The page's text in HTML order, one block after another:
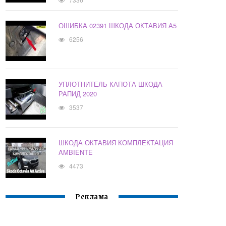
ОШИБКА 02391 ШКОДА ОКТАВИЯ А5
6256
УПЛОТНИТЕЛЬ КАПОТА ШКОДА
РАПИД 2020
3537
ШКОДА ОКТАВИЯ КОМПЛЕКТАЦИЯ
AMBIENTE
4473
Реклама